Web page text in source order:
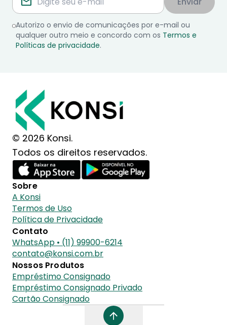
Autorizo o envio de comunicações por e-mail ou
qualquer outro meio e concordo com os Termos e
Políticas de privacidade.
© 2026 Konsi.
Todos os direitos reservados.
Sobre
A Konsi
Termos de Uso
Política de Privacidade
Contato
WhatsApp • (11) 99900-6214
contato@konsi.com.br
Nossos Produtos
Empréstimo Consignado
Empréstimo Consignado Privado
Cartão Consignado